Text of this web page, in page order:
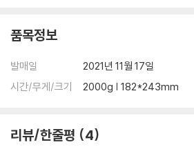
품목정보
발매일
2021년 11월 17일
시간/무게/크기
2000g | 182*243mm
리뷰/한줄평 4